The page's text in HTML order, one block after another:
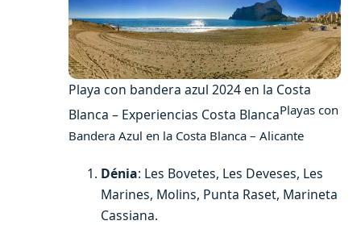
Playa con bandera azul 2024 en la Costa
Blanca – Experiencias Costa BlancaPlayas con
Bandera Azul en la Costa Blanca – Alicante
Dénia: Les Bovetes, Les Deveses, Les
Marines, Molins, Punta Raset, Marineta
Cassiana.